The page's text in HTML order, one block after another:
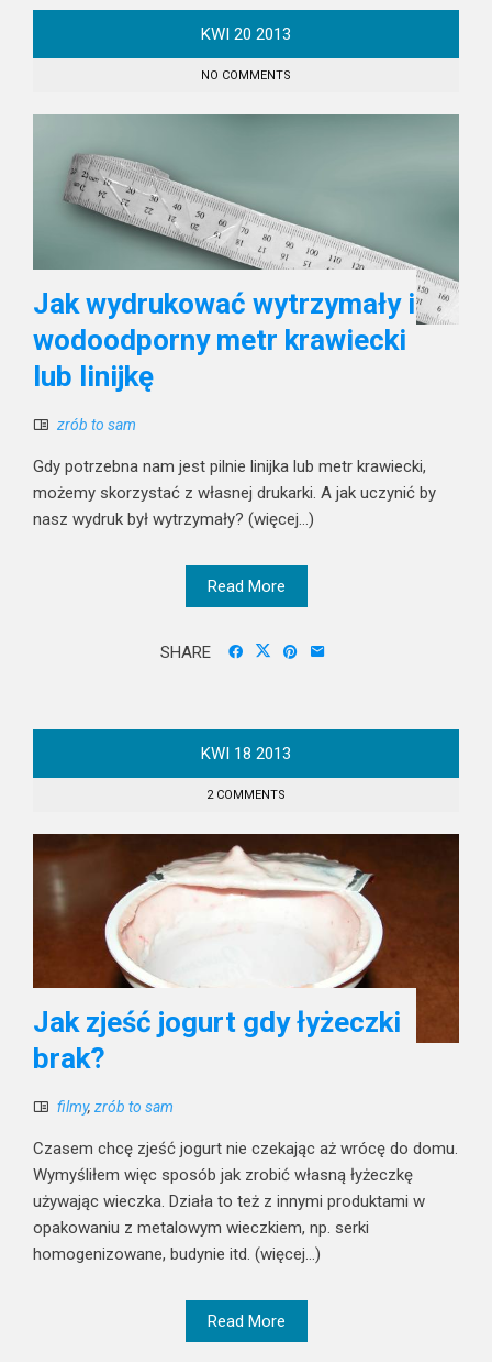
KWI 20 2013
NO COMMENTS
Jak wydrukować wytrzymały i
wodoodporny metr krawiecki
lub linijkę
zrób to sam
Gdy potrzebna nam jest pilnie linijka lub metr krawiecki,
możemy skorzystać z własnej drukarki. A jak uczynić by
nasz wydruk był wytrzymały? (więcej…)
Read More
SHARE
KWI 18 2013
2 COMMENTS
Jak zjeść jogurt gdy łyżeczki
brak?
filmy, zrób to sam
Czasem chcę zjeść jogurt nie czekając aż wrócę do domu.
Wymyśliłem więc sposób jak zrobić własną łyżeczkę
używając wieczka. Działa to też z innymi produktami w
opakowaniu z metalowym wieczkiem, np. serki
homogenizowane, budynie itd. (więcej…)
Read More